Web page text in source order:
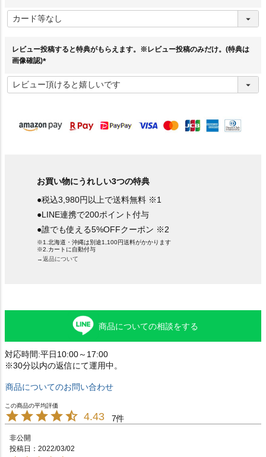
必
須
レビュー投稿すると特典がもらえます。※レビュー投稿のみだけ。(特典は
画像確認)
必
須
お買い物にうれしい3つの特典
●税込3,980円以上で送料無料 ※1
●LINE連携で200ポイント付与
●誰でも使える5%OFFクーポン ※2
※1.北海道・沖縄は別途1,100円送料がかかります
※2.カートに自動付与
→返品について
商品についての相談をする
対応時間:平日10:00～17:00
※30分以内の返信にて運用中。
商品についてのお問い合わせ
4.43 7
非公開
投稿日
2022/03/02